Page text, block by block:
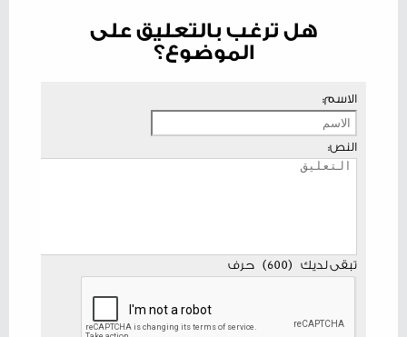
هل ترغب بالتعليق على
الموضوع؟
الاسم:
النص:
تبقى لديك (
600
) حرف